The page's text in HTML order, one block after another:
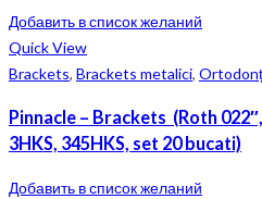
Добавить в список желаний
Quick View
Brackets, Brackets metalici,
Pinnacle – Brackets (Roth
3HKS, 345HKS, set 20 bucati)
Добавить в список желаний